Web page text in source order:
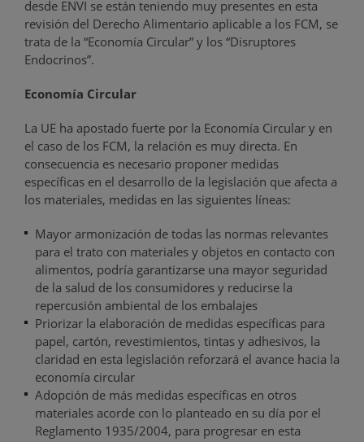
desde ENVI se están teniendo muy presentes en esta
revisión del Derecho Alimentario aplicable a los FCM, se
trata de la “Economía Circular” y los “Disruptores
Endocrinos”.
Economía Circular
La UE ha apostado fuerte por la Economía Circular y en
el caso de los FCM, la relación es muy directa. En
consecuencia es necesario proponer medidas
específicas en el desarrollo de la legislación que afecta a
los materiales, medidas en las siguientes líneas:
Mayor armonización de todas las normas relevantes
para el trato con materiales y objetos en contacto con
alimentos, podría garantizarse una mayor seguridad
de la salud de los consumidores y reducirse la
repercusión ambiental de los embalajes
Priorizar la elaboración de medidas específicas para
papel, cartón, revestimientos, tintas y adhesivos, la
claridad en esta legislación reforzará el avance hacia la
economía circular
Adopción de más medidas específicas en otros
materiales acorde con lo planteado en su día por el
Reglamento 1935/2004, para progresar en esta